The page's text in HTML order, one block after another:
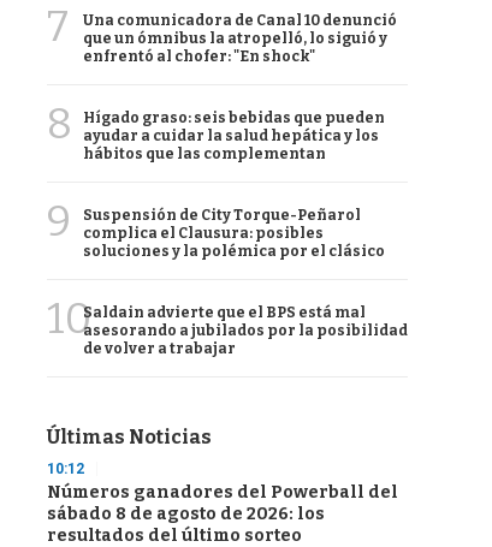
7
Una comunicadora de Canal 10 denunció
que un ómnibus la atropelló, lo siguió y
enfrentó al chofer: "En shock"
8
Hígado graso: seis bebidas que pueden
ayudar a cuidar la salud hepática y los
hábitos que las complementan
9
Suspensión de City Torque-Peñarol
complica el Clausura: posibles
soluciones y la polémica por el clásico
10Saldain advierte que el BPS está mal
asesorando a jubilados por la posibilidad
de volver a trabajar
Últimas Noticias
10:12
Números ganadores del Powerball del
sábado 8 de agosto de 2026: los
resultados del último sorteo